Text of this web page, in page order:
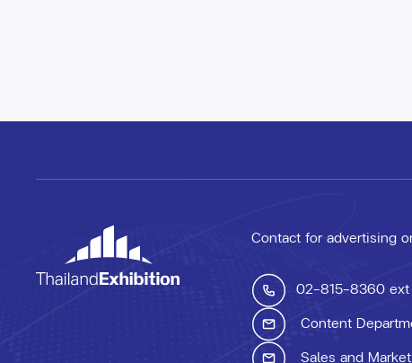
Contact for advertising
02-815-8360 ext
Content
Sales and